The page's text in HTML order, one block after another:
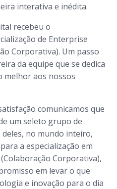
interativa e inédita.
recebeu o
de Enterprise
Corporativa). Um passo
da equipe que se dedica
melhor aos nossos
comunicamos que
um seleto grupo de
deles, no mundo inteiro,
a especialização em
(Colaboração Corporativa),
em levar o que
e inovação para o dia